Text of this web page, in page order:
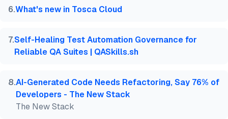
6.What's new in Tosca Cloud
7.Self-Healing Test Automation Governance for
Reliable QA Suites | QASkills.sh
8.AI-Generated Code Needs Refactoring, Say 76% of
Developers - The New Stack
The New Stack